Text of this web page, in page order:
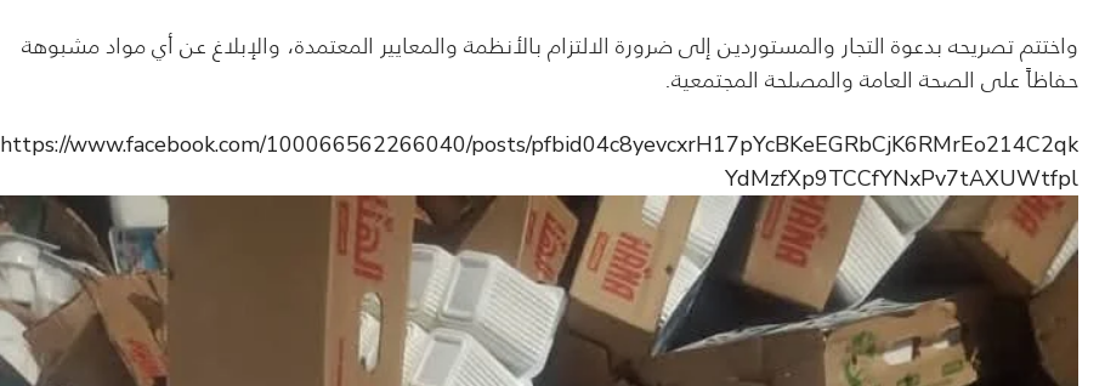
واختتم تصريحه بدعوة التجار والمستوردين إلى ضرورة الالتزام بالأنظمة والمعايير المعتمدة، والإبلاغ عن أي مواد مشبوهة
حفاظاً على الصحة العامة والمصلحة المجتمعية.
https://www.facebook.com/100066562266040/posts/pfbid04c8yevcxrH17pYcBKeEGRbCjK6RMrEo214C2qk
YdMzfXp9TCCfYNxPv7tAXUWtfpl